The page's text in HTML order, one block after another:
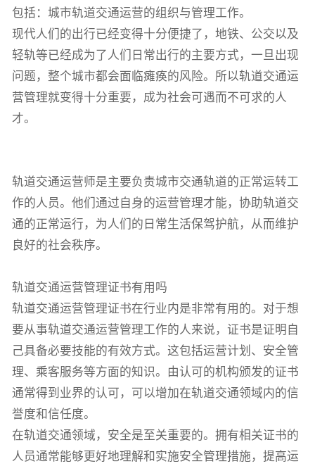
包括：城市轨道交通运营的组织与管理工作。
现代人们的出行已经变得十分便捷了，地铁、公交以及
轻轨等已经成为了人们日常出行的主要方式，一旦出现
问题，整个城市都会面临瘫痪的风险。所以轨道交通运
营管理就变得十分重要，成为社会可遇而不可求的人
才。
轨道交通运营师是主要负责城市交通轨道的正常运转工
作的人员。他们通过自身的运营管理才能，协助轨道交
通的正常运行，为人们的日常生活保驾护航，从而维护
良好的社会秩序。
轨道交通运营管理证书有用吗
轨道交通运营管理证书在行业内是非常有用的。对于想
要从事轨道交通运营管理工作的人来说，证书是证明自
己具备必要技能的有效方式。这包括运营计划、安全管
理、乘客服务等方面的知识。由认可的机构颁发的证书
通常得到业界的认可，可以增加在轨道交通领域内的信
誉度和信任度。
在轨道交通领域，安全是至关重要的。拥有相关证书的
人员通常能够更好地理解和实施安全管理措施，提高运